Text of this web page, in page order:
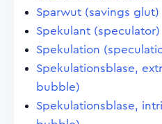
Sparwut (savings glut)
Spekulant (speculator)
Spekulation
Spekulationsblase,
bubble)
Spekulationsblase,